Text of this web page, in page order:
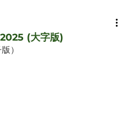
）
(大字版)